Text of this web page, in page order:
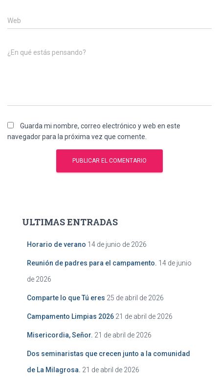
Web
¿En qué estás pensando?
Guarda mi nombre, correo electrónico y web en este
navegador para la próxima vez que comente.
ULTIMAS ENTRADAS
Horario de verano 14 de junio de 2026
Reunión de padres para el campamento. 14 de junio
de 2026
Comparte lo que Tú eres 25 de abril de 2026
Campamento Limpias 2026 21 de abril de 2026
Misericordia, Señor. 21 de abril de 2026
Dos seminaristas que crecen junto a la comunidad
de La Milagrosa. 21 de abril de 2026